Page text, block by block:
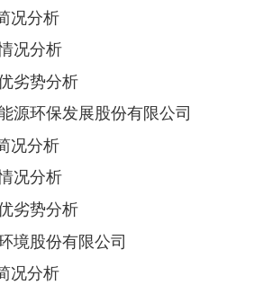
况分析
况分析
劣势分析
源环保发展股份有限公司
况分析
况分析
劣势分析
境股份有限公司
况分析